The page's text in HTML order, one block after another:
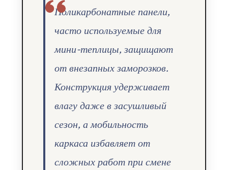
Поликарбонатные панели,
часто используемые для
мини-теплицы, защищают
от внезапных заморозков.
Конструкция удерживает
влагу даже в засушливый
сезон, а мобильность
каркаса избавляет от
сложных работ при смене